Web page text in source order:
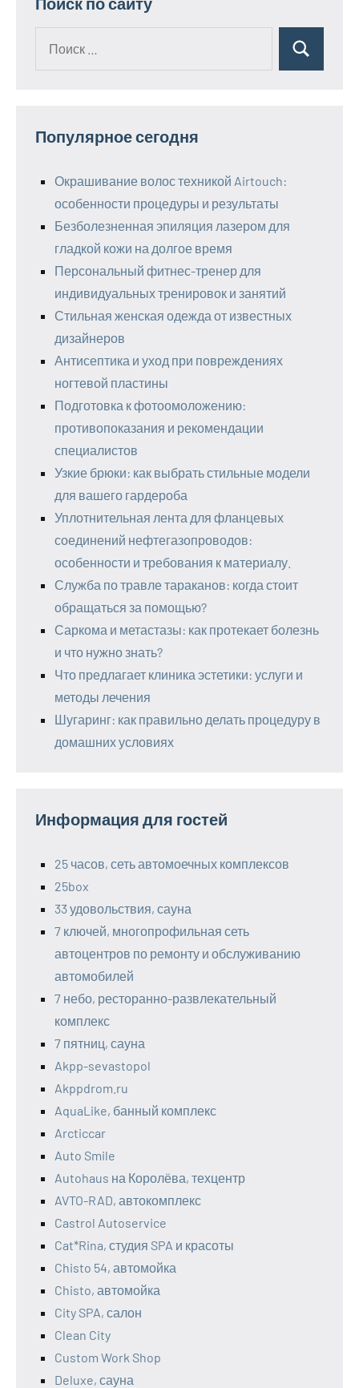
Поиск
Популярное сегодня
Окрашивание волос техникой Airtouch:
особенности процедуры и результаты
Безболезненная эпиляция лазером для
гладкой кожи на долгое время
Персональный фитнес-тренер для
индивидуальных тренировок и занятий
Стильная женская одежда от известных
дизайнеров
Антисептика и уход при повреждениях
ногтевой пластины
Подготовка к фотоомоложению:
противопоказания и рекомендации
специалистов
Узкие брюки: как выбрать стильные модели
для вашего гардероба
Уплотнительная лента для фланцевых
соединений нефтегазопроводов:
особенности и требования к материалу.
Служба по травле тараканов: когда стоит
обращаться за помощью?
Саркома и метастазы: как протекает болезнь
и что нужно знать?
Что предлагает клиника эстетики: услуги и
методы лечения
Шугаринг: как правильно делать процедуру в
домашних условиях
Информация для гостей
25 часов, сеть автомоечных комплексов
25box
33 удовольствия, сауна
7 ключей, многопрофильная сеть
автоцентров по ремонту и обслуживанию
автомобилей
7 небо, ресторанно-развлекательный
комплекс
7 пятниц, сауна
Akpp-sevastopol
Akppdrom.ru
AquaLike, банный комплекс
Arcticcar
Auto Smile
Autohaus на Королёва, техцентр
AVTO-RAD, автокомплекс
Castrol Autoservice
Cat*Rina, студия SPA и красоты
Chisto 54, автомойка
Chisto, автомойка
City SPA, салон
Clean City
Custom Work Shop
Deluxe, сауна